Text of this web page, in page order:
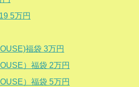
5万円
福袋 3万円
）福袋 2万円
）福袋 5万円